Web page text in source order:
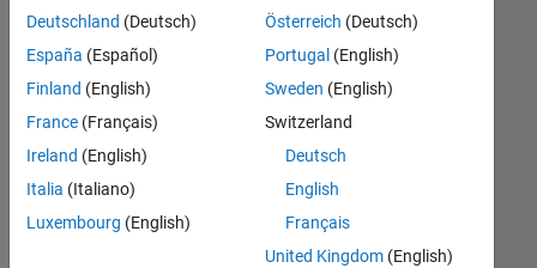
können
die
Suchkriterien
weiter
fassen
oder
alle
Stellenangebote
anzeigen .
Deutschland (Deutsch)
España (Español)
Finland (English)
France (Français)
Ireland (English)
Italia (Italiano)
Luxembourg (English)
Österreich (Deutsch)
Portugal (English)
Sweden (English)
Switzerland
Deutsch
English
Français
United Kingdom(English)